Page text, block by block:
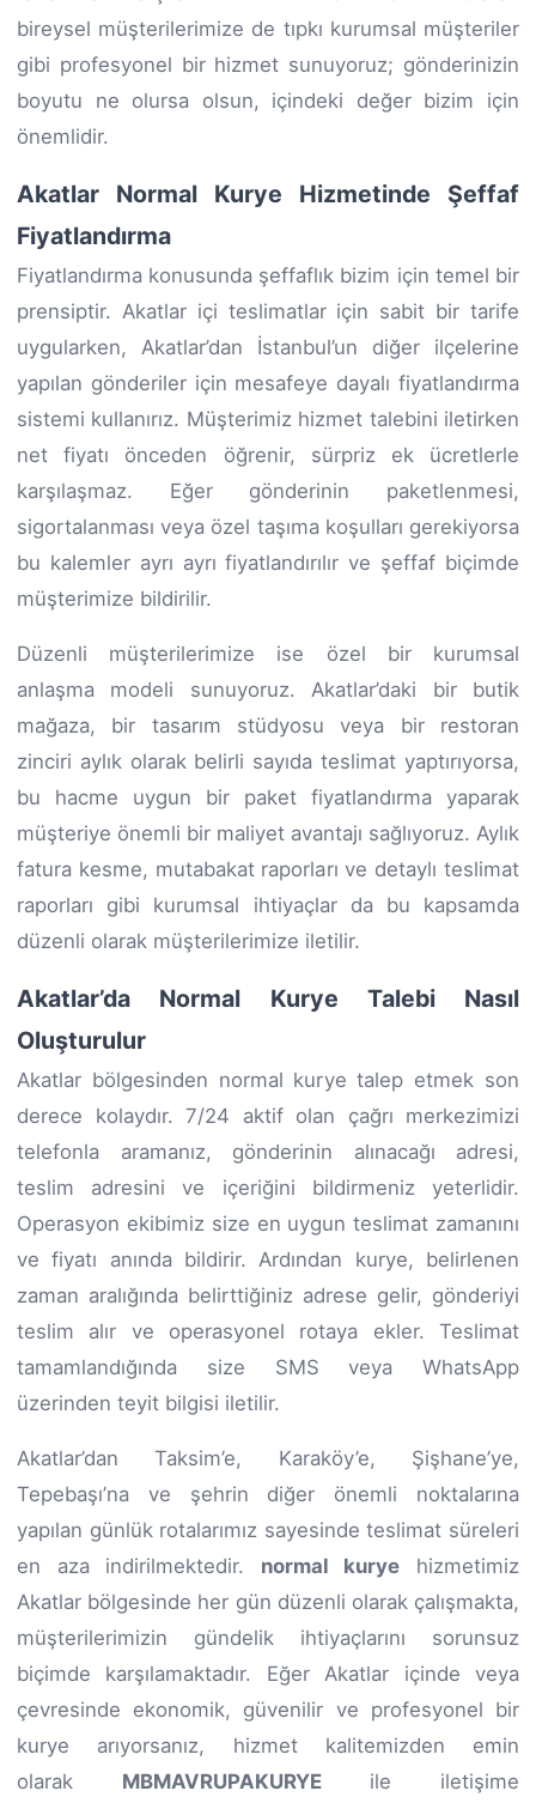
bireysel müşterilerimize de tıpkı kurumsal müşteriler
gibi profesyonel bir hizmet sunuyoruz; gönderinizin
boyutu ne olursa olsun, içindeki değer bizim için
önemlidir.
Akatlar Normal Kurye Hizmetinde Şeffaf
Fiyatlandırma
Fiyatlandırma konusunda şeffaflık bizim için temel bir
prensiptir. Akatlar içi teslimatlar için sabit bir tarife
uygularken, Akatlar’dan İstanbul’un diğer ilçelerine
yapılan gönderiler için mesafeye dayalı fiyatlandırma
sistemi kullanırız. Müşterimiz hizmet talebini iletirken
net fiyatı önceden öğrenir, sürpriz ek ücretlerle
karşılaşmaz. Eğer gönderinin paketlenmesi,
sigortalanması veya özel taşıma koşulları gerekiyorsa
bu kalemler ayrı ayrı fiyatlandırılır ve şeffaf biçimde
müşterimize bildirilir.
Düzenli müşterilerimize ise özel bir kurumsal
anlaşma modeli sunuyoruz. Akatlar’daki bir butik
mağaza, bir tasarım stüdyosu veya bir restoran
zinciri aylık olarak belirli sayıda teslimat yaptırıyorsa,
bu hacme uygun bir paket fiyatlandırma yaparak
müşteriye önemli bir maliyet avantajı sağlıyoruz. Aylık
fatura kesme, mutabakat raporları ve detaylı teslimat
raporları gibi kurumsal ihtiyaçlar da bu kapsamda
düzenli olarak müşterilerimize iletilir.
Akatlar’da Normal Kurye Talebi Nasıl
Oluşturulur
Akatlar bölgesinden normal kurye talep etmek son
derece kolaydır. 7/24 aktif olan çağrı merkezimizi
telefonla aramanız, gönderinin alınacağı adresi,
teslim adresini ve içeriğini bildirmeniz yeterlidir.
Operasyon ekibimiz size en uygun teslimat zamanını
ve fiyatı anında bildirir. Ardından kurye, belirlenen
zaman aralığında belirttiğiniz adrese gelir, gönderiyi
teslim alır ve operasyonel rotaya ekler. Teslimat
tamamlandığında size SMS veya WhatsApp
üzerinden teyit bilgisi iletilir.
Akatlar’dan Taksim’e, Karaköy’e, Şişhane’ye,
Tepebaşı’na ve şehrin diğer önemli noktalarına
yapılan günlük rotalarımız sayesinde teslimat süreleri
en aza indirilmektedir. normal kurye hizmetimiz
Akatlar bölgesinde her gün düzenli olarak çalışmakta,
müşterilerimizin gündelik ihtiyaçlarını sorunsuz
biçimde karşılamaktadır. Eğer Akatlar içinde veya
çevresinde ekonomik, güvenilir ve profesyonel bir
kurye arıyorsanız, hizmet kalitemizden emin
olarak MBMAVRUPAKURYEile iletişime